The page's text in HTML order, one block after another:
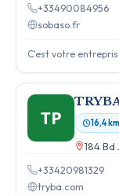
+33490084956
sobaso.fr
C'est votre
TP 16,4
184
+33420981329
tryba.com